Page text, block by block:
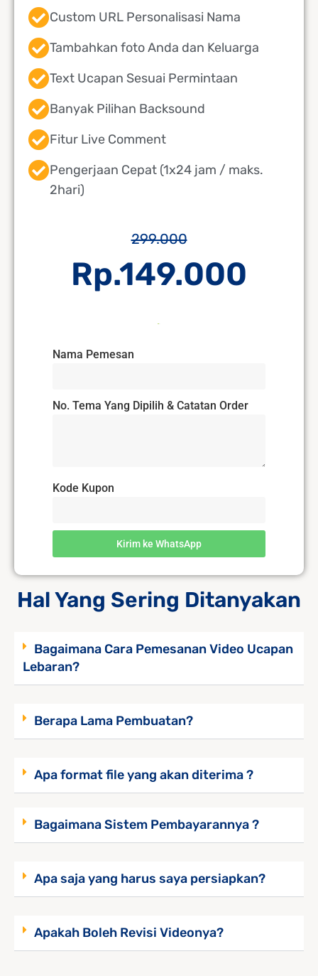
Custom URL Personalisasi Nama
Tambahkan foto Anda dan Keluarga
Text Ucapan Sesuai Permintaan
Banyak Pilihan Backsound
Fitur Live Comment
Pengerjaan Cepat (1x24 jam / maks.
2hari)
299.000
Rp.149.000
Nama Pemesan
No. Tema Yang Dipilih & Catatan Order
Kode Kupon
Kirim ke WhatsApp
Hal Yang Sering Ditanyakan
Bagaimana Cara Pemesanan Video Ucapan
Lebaran?
Berapa Lama Pembuatan?
Apa format file yang akan diterima ?
Bagaimana Sistem Pembayarannya ?
Apa saja yang harus saya persiapkan?
Apakah Boleh Revisi Videonya?